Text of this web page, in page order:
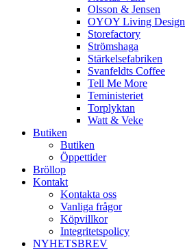
Olsson & Jensen
OYOY Living Design
Storefactory
Strömshaga
Stärkelsefabriken
Svanfeldts Coffee
Tell Me More
Teministeriet
Torplyktan
Watt & Veke
Butiken
Butiken
Öppettider
Bröllop
Kontakt
Kontakta oss
Vanliga frågor
Köpvillkor
Integritetspolicy
NYHETSBREV